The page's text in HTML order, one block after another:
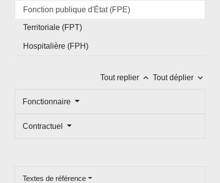
Fonction publique d'État (FPE)
Territoriale (FPT)
Hospitalière (FPH)
Tout replier keyboard_arrow_up Tout déplier keyboard_arrow_down
Fonctionnaire
Contractuel
Textes de référence